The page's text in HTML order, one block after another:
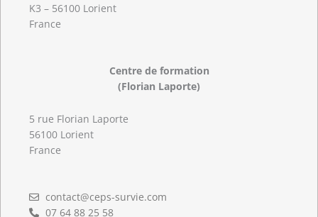
K3 – 56100 Lorient
France
Centre de formation
(Florian Laporte)
5 rue Florian Laporte
56100 Lorient
France
contact@ceps-survie.com
07 64 88 25 58